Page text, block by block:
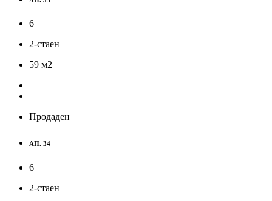
6
2-стаен
59 м2
Продаден
АП. 34
6
2-стаен